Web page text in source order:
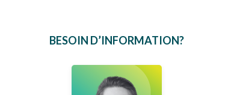
BESOIN D’INFORMATION?
Andréane